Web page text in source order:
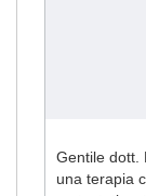
Gentile dott.
una terapia